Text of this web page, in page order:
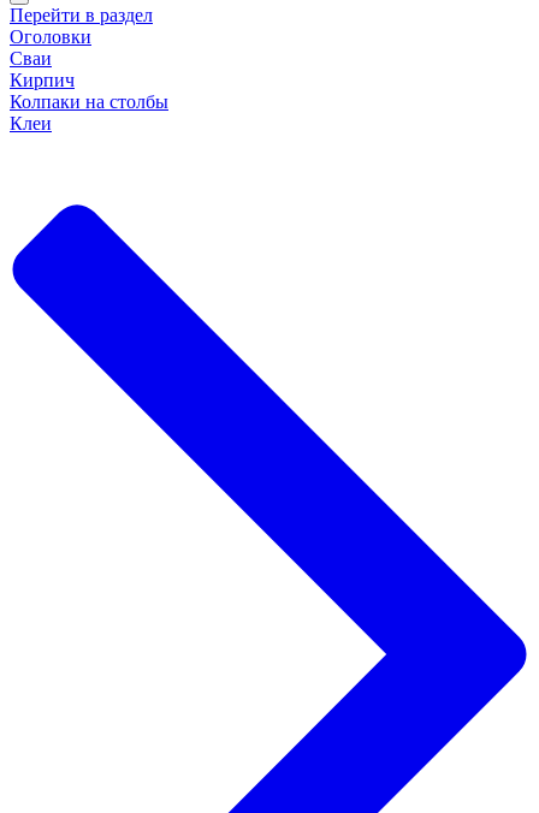
Перейти в раздел
Оголовки
Сваи
Кирпич
Колпаки на столбы
Клеи